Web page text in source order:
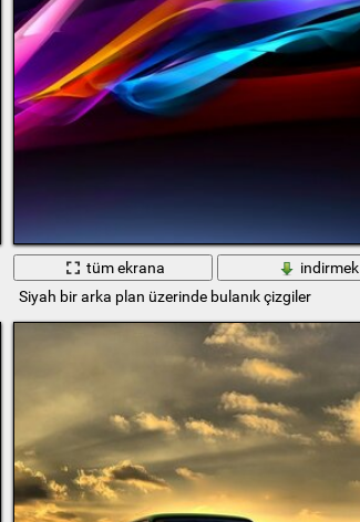
tüm ekrana
indirmek
Siyah bir arka plan üzerinde bulanık çizgiler